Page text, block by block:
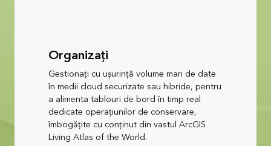
Organizați
Gestionați cu ușurință volume mari de date
în medii cloud securizate sau hibride, pentru
a alimenta tablouri de bord în timp real
dedicate operațiunilor de conservare,
îmbogățite cu conținut din vastul ArcGIS
Living Atlas of the World.